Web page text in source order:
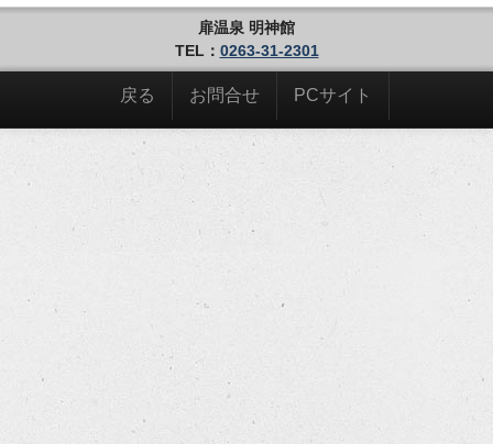
扉温泉 明神館
TEL： 0263-31-2301
戻る お問合せ PCサイト